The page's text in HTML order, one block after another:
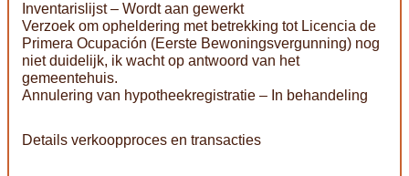
Inventarislijst – Wordt aan gewerkt
Verzoek om opheldering met betrekking tot Licencia de
Primera Ocupación (Eerste Bewoningsvergunning) nog
niet duidelijk, ik wacht op antwoord van het
gemeentehuis.
Annulering van hypotheekregistratie – In behandeling
Details verkoopproces en transacties